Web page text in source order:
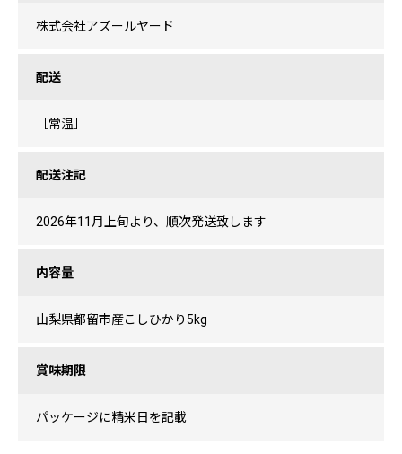
株式会社アズールヤード
配送
［常温］
配送注記
2026年11月上旬より、順次発送致します
内容量
山梨県都留市産こしひかり5kg
賞味期限
パッケージに精米日を記載